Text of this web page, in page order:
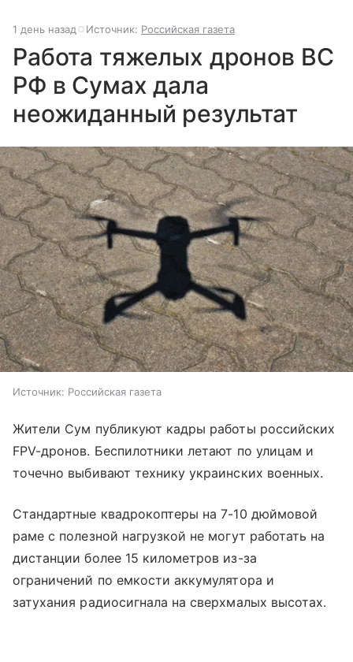
1 день назад Источник: Российская газета
Работа тяжелых дронов ВС
РФ в Сумах дала
неожиданный результат
Источник: Российская газета
Жители Сум публикуют кадры работы российских
FPV-дронов. Беспилотники летают по улицам и
точечно выбивают технику украинских военных.
Стандартные квадрокоптеры на 7-10 дюймовой
раме с полезной нагрузкой не могут работать на
дистанции более 15 километров из-за
ограничений по емкости аккумулятора и
затухания радиосигнала на сверхмалых высотах.